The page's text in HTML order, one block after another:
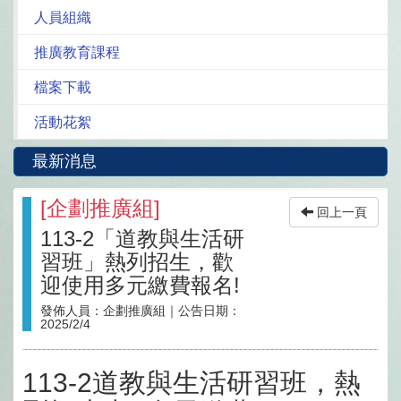
人員組織
推廣教育課程
檔案下載
活動花絮
最新消息
[企劃推廣組]
113-2「道教與生活研
習班」熱列招生，歡
迎使用多元繳費報名!
發佈人員： 企劃推廣組 ｜公告日期：
2025/2/4
回上一頁
113-2道教與生活研習班，熱